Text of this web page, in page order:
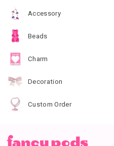
Accessory
Beads
Charm
Decoration
Custom Order